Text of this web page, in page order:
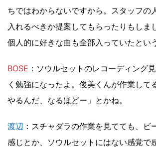
ちではわからないですから。スタッフの
入れるべきか提案してもらったりもしま
個人的に好きな曲も全部入っていたとい
BOSE ：ソウルセットのレコーディング
く勉強になったよ。俊美くんが作業して
やるんだ、なるほどー」とかね。
渡辺 ：スチャダラの作業を見てても、ビ
感じとか、ソウルセットにはない感覚で